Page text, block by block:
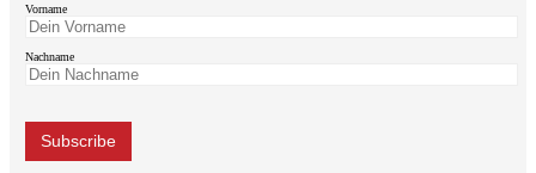
Vorname
Nachname